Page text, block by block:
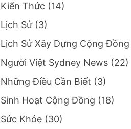
Kiến Thức (14)
Lịch Sử(3)
Lịch Sử Xây Dựng Cộng Đồng
Người Việt Sydney News(22)
Những Điều Cần Biết (3)
Sinh Hoạt Cộng Đồng (18)
Sức Khỏe(30)